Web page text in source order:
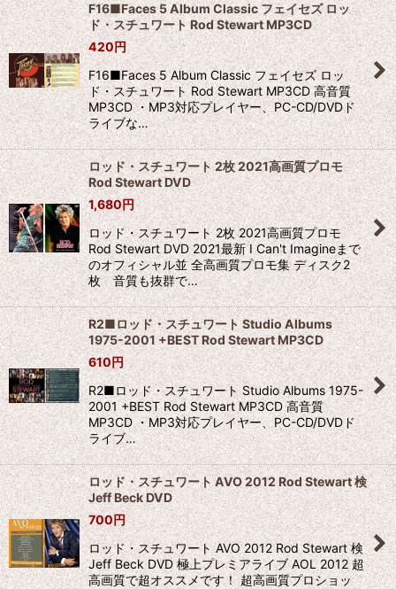
F16■Faces 5 Album Classic フェイセズ ロッ
ド・スチュワート Rod Stewart MP3CD
420円
F16■Faces 5 Album Classic フェイセズ ロッ
ド・スチュワート Rod Stewart MP3CD 高音質
MP3CD ・MP3対応プレイヤー、PC-CD/DVDド
ライブな…
ロッド・スチュワート 2枚 2021高画質プロモ
Rod Stewart DVD
1,680円
ロッド・スチュワート 2枚 2021高画質プロモ
Rod Stewart DVD 2021最新 I Can't Imagineまで
のオフィシャル並 全高画質プロモ集 ディスク2
枚 音質も抜群で…
R2■ロッド・スチュワート Studio Albums
1975-2001 +BEST Rod Stewart MP3CD
610円
R2■ロッド・スチュワート Studio Albums 1975-
2001 +BEST Rod Stewart MP3CD 高音質
MP3CD ・MP3対応プレイヤー、PC-CD/DVDド
ライブ…
ロッド・スチュワート AVO 2012 Rod Stewart 検
Jeff Beck DVD
700円
ロッド・スチュワート AVO 2012 Rod Stewart 検
Jeff Beck DVD 極上プレミアライブ AOL 2012 超
高画質で超オススメです！ 超高画質プロショッ